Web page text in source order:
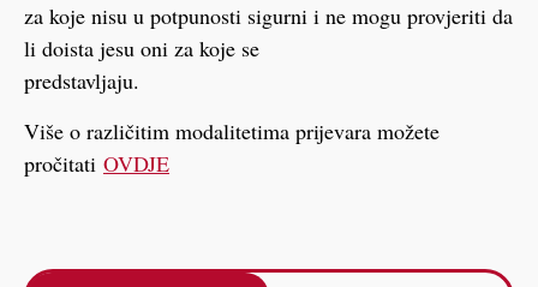
za koje nisu u potpunosti sigurni i ne mogu provjeriti da
li doista jesu oni za koje se
predstavljaju.
Više o različitim modalitetima prijevara možete
pročitati OVDJE